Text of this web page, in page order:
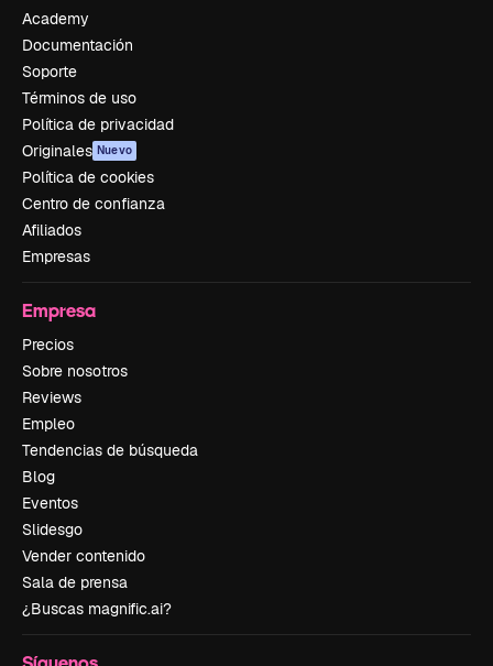
Academy
Documentación
Soporte
Términos de uso
Política de privacidad
Originales Nuevo
Política de cookies
Centro de confianza
Afiliados
Empresas
Empresa
Precios
Sobre nosotros
Reviews
Empleo
Tendencias de búsqueda
Blog
Eventos
Slidesgo
Vender contenido
Sala de prensa
¿Buscas magnific.ai?